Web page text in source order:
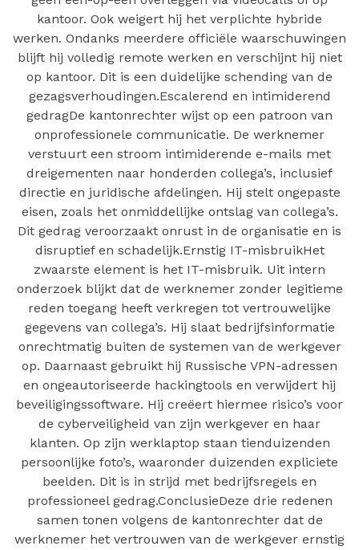
kantoor. Ook weigert hij het verplichte hybride
werken. Ondanks meerdere officiële waarschuwingen
blijft hij volledig remote werken en verschijnt hij niet
op kantoor. Dit is een duidelijke schending van de
gezagsverhoudingen.Escalerend en intimiderend
gedragDe kantonrechter wijst op een patroon van
onprofessionele communicatie. De werknemer
verstuurt een stroom intimiderende e-mails met
dreigementen naar honderden collega’s, inclusief
directie en juridische afdelingen. Hij stelt ongepaste
eisen, zoals het onmiddellijke ontslag van collega’s.
Dit gedrag veroorzaakt onrust in de organisatie en is
disruptief en schadelijk.Ernstig IT-misbruikHet
zwaarste element is het IT-misbruik. Uit intern
onderzoek blijkt dat de werknemer zonder legitieme
reden toegang heeft verkregen tot vertrouwelijke
gegevens van collega’s. Hij slaat bedrijfsinformatie
onrechtmatig buiten de systemen van de werkgever
op. Daarnaast gebruikt hij Russische VPN-adressen
en ongeautoriseerde hackingtools en verwijdert hij
beveiligingssoftware. Hij creëert hiermee risico’s voor
de cyberveiligheid van zijn werkgever en haar
klanten. Op zijn werklaptop staan tienduizenden
persoonlijke foto’s, waaronder duizenden expliciete
beelden. Dit is in strijd met bedrijfsregels en
professioneel gedrag.ConclusieDeze drie redenen
samen tonen volgens de kantonrechter dat de
werknemer het vertrouwen van de werkgever ernstig